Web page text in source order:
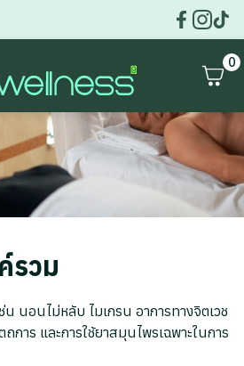
0
รวม
น นอนไม่หลับ ไมเกรน อาการทางจิตเวช
การ และการใช้ยาสมุนไพรเฉพาะในการ